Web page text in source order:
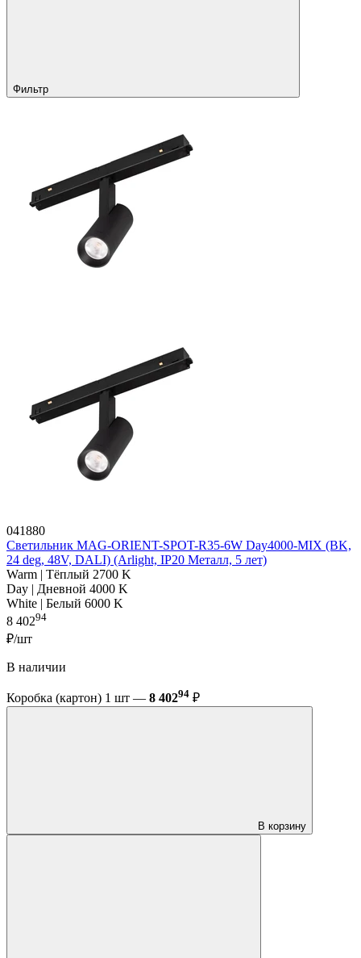
Фильтр
041880
Светильник MAG-ORIENT-SPOT-R35-6W Day4000-MIX (BK,
24 deg, 48V, DALI) (Arlight, IP20 Металл, 5 лет)
Warm | Тёплый 2700 K
Day | Дневной 4000 K
White | Белый 6000 K
8 40294
₽/шт
В наличии
Коробка (картон) 1 шт — 8 40294 ₽
В корзину